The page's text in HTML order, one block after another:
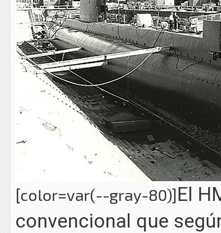
[color=var(--gray-80)]El
convencional que